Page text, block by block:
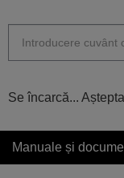
Se încarcă...
Manuale și